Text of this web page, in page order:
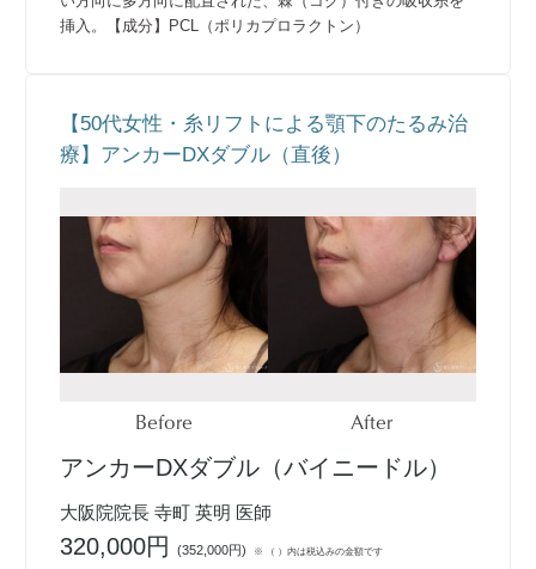
挿入。【成分】PCL（ポリカプロラクトン）
【50代女性・糸リフトによる顎下のたるみ治
療】アンカーDXダブル（直後）
Before After
アンカーDXダブル（バイニードル）
大阪院院長 寺町 英明 医師
320,000円(352,000円) ※ （ ）内は税込みの金額です